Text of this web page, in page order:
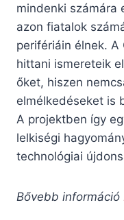
mindenki számára
azon fiatalok
perifériáin élnek. A
hittani ismereteik
őket, hiszen
elmélkedéseket is
A projektben így
lelkiségi
technológiai
Bővebb információ